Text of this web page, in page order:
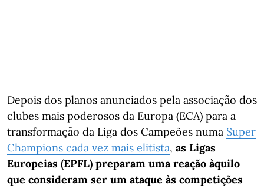
Depois dos planos anunciados pela associação dos
clubes mais poderosos da Europa (ECA) para a
transformação da Liga dos Campeões numa Super
Champions cada vez mais elitista, as Ligas
Europeias (EPFL) preparam uma reação àquilo
que consideram ser um ataque às competições